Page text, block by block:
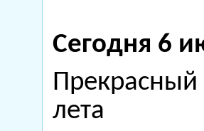
Сегодня 6
Прекрасный
лета